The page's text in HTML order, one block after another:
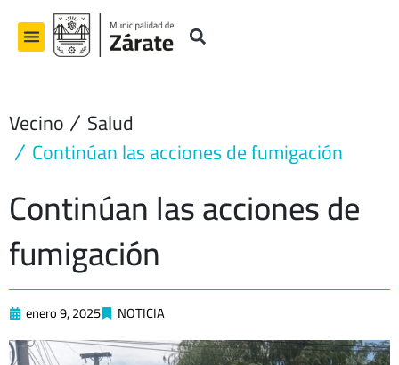
contenido
Vecino Salud
Continúan las acciones de fumigación
Continúan las acciones de
fumigación
enero 9, 2025 NOTICIA